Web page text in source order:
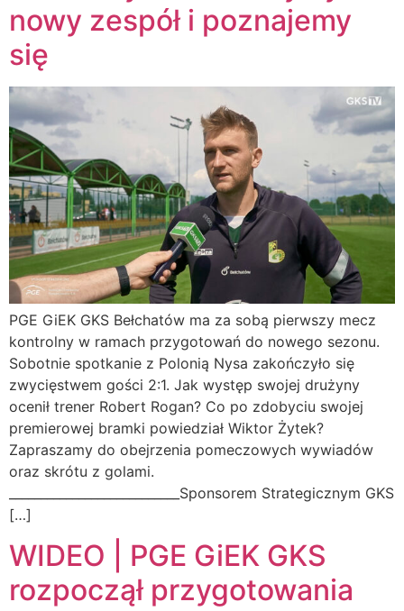
nowy zespół i poznajemy
się
PGE GiEK GKS Bełchatów ma za sobą pierwszy mecz
kontrolny w ramach przygotowań do nowego sezonu.
Sobotnie spotkanie z Polonią Nysa zakończyło się
zwycięstwem gości 2:1. Jak występ swojej drużyny
ocenił trener Robert Rogan? Co po zdobyciu swojej
premierowej bramki powiedział Wiktor Żytek?
Zapraszamy do obejrzenia pomeczowych wywiadów
oraz skrótu z golami.
___________________________Sponsorem Strategicznym GKS
[…]
WIDEO | PGE GiEK GKS
rozpoczął przygotowania